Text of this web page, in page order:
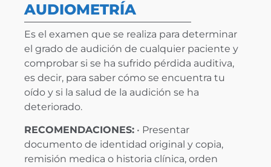
AUDIOMETRÍA
Es el examen que se realiza para determinar
el grado de audición de cualquier paciente y
comprobar si se ha sufrido pérdida auditiva,
es decir, para saber cómo se encuentra tu
oído y si la salud de la audición se ha
deteriorado.
RECOMENDACIONES: • Presentar
documento de identidad original y copia,
remisión medica o historia clínica, orden